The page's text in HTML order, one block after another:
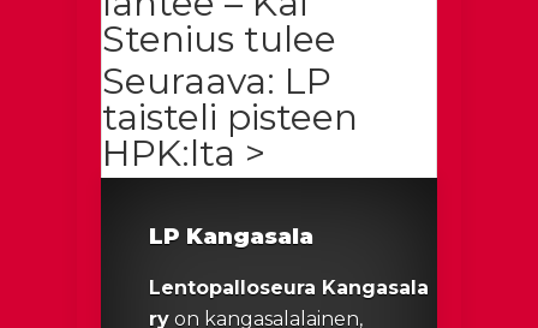
Stenius tulee
Seuraava: LP
taisteli pisteen
HPK:lta >
LP Kangasala
Lentopalloseura Kangasala
ry on kangasalalainen,